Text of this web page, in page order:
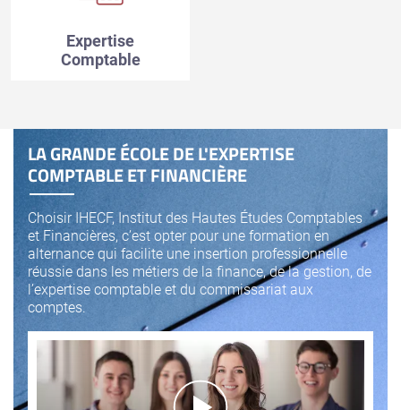
Expertise
Comptable
LA GRANDE ÉCOLE DE L'EXPERTISE
COMPTABLE ET FINANCIÈRE
Choisir IHECF, Institut des Hautes Études Comptables
et Financières, c’est opter pour une formation en
alternance qui facilite une insertion professionnelle
réussie dans les métiers de la finance, de la gestion, de
l’expertise comptable et du commissariat aux
comptes.